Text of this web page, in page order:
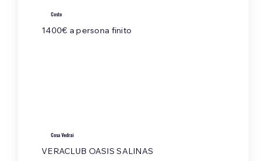
Costo
1400€ a persona finito
Cosa Vedrai
VERACLUB OASIS SALINAS​